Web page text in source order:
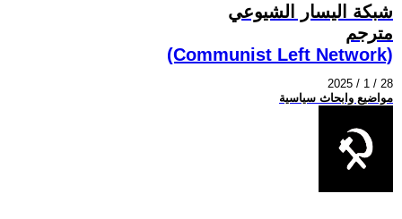
شبكة اليسار الشيوعي
مترجم
(Communist Left Network)
2025 / 1 / 28
مواضيع وابحاث سياسية